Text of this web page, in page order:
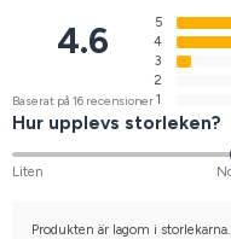
4.6
Baserat på 16 recensioner
5
4
3
2
1
Hur upplevs storleken?
Liten
Produkten är lagom i